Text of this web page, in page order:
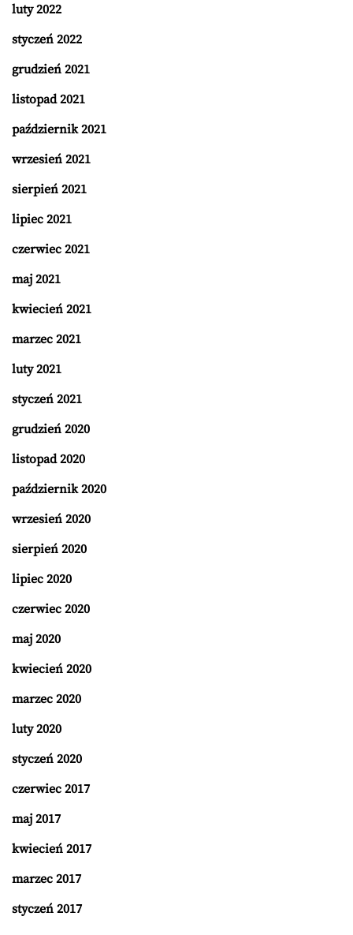
luty 2022
styczeń 2022
grudzień 2021
listopad 2021
październik 2021
wrzesień 2021
sierpień 2021
lipiec 2021
czerwiec 2021
maj 2021
kwiecień 2021
marzec 2021
luty 2021
styczeń 2021
grudzień 2020
listopad 2020
październik 2020
wrzesień 2020
sierpień 2020
lipiec 2020
czerwiec 2020
maj 2020
kwiecień 2020
marzec 2020
luty 2020
styczeń 2020
czerwiec 2017
maj 2017
kwiecień 2017
marzec 2017
styczeń 2017